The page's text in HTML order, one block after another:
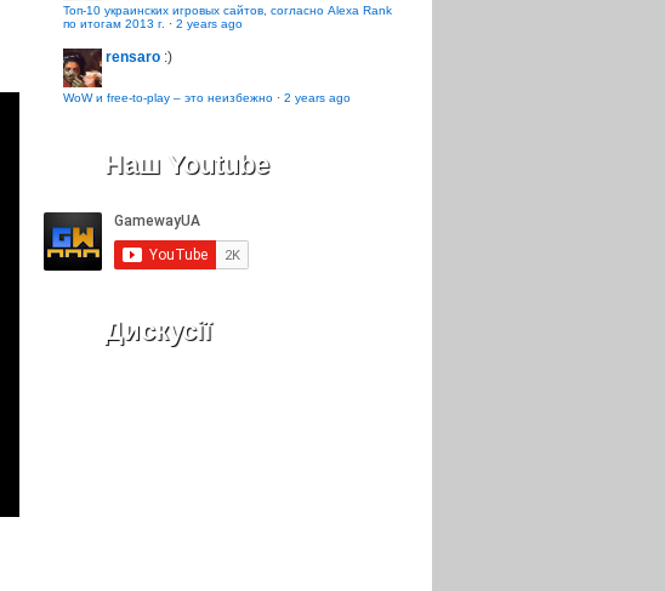
Топ-10 украинских игровых сайтов, согласно Alexa Rank
по итогам 2013 г. · 2 years ago
rensaro :)
WoW и free-to-play – это неизбежно · 2 years ago
Наш Youtube
Дискусії